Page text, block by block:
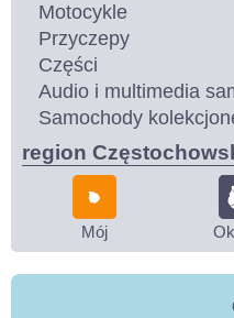
Motocykle
Przyczepy
Części
Audio i multimedia
Samochody
region
Mój